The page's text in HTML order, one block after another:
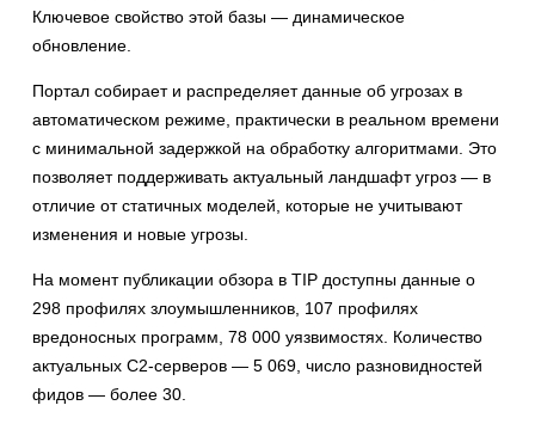
Ключевое свойство этой базы — динамическое
обновление.
Портал собирает и распределяет данные об угрозах в
автоматическом режиме, практически в реальном времени
с минимальной задержкой на обработку алгоритмами. Это
позволяет поддерживать актуальный ландшафт угроз — в
отличие от статичных моделей, которые не учитывают
изменения и новые угрозы.
На момент публикации обзора в TIP доступны данные о
298 профилях злоумышленников, 107 профилях
вредоносных программ, 78 000 уязвимостях. Количество
актуальных С2-серверов — 5 069, число разновидностей
фидов — более 30.